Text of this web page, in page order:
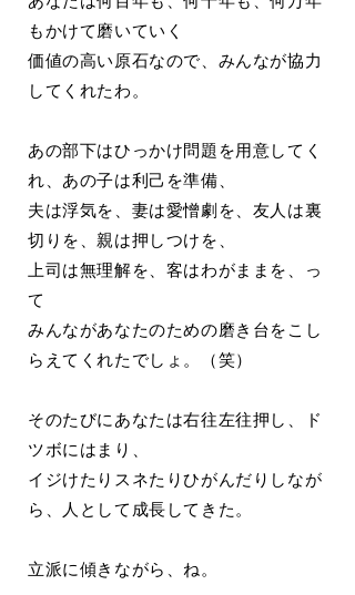
もかけて磨いていく
価値の高い原石なので、みんなが協力
してくれたわ。
あの部下はひっかけ問題を用意してく
れ、あの子は利己を準備、
夫は浮気を、妻は愛憎劇を、友人は裏
切りを、親は押しつけを、
上司は無理解を、客はわがままを、っ
て
みんながあなたのための磨き台をこし
らえてくれたでしょ。（笑）
そのたびにあなたは右往左往押し、ド
ツボにはまり、
イジけたりスネたりひがんだりしなが
ら、人として成長してきた。
立派に傾きながら、ね。